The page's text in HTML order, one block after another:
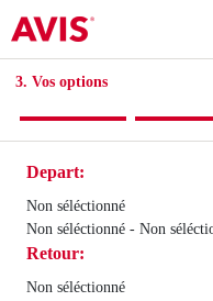
3. Vos options​
Depart:
Non séléctionné
Non séléctionné - Non
Retour:
Non séléctionné